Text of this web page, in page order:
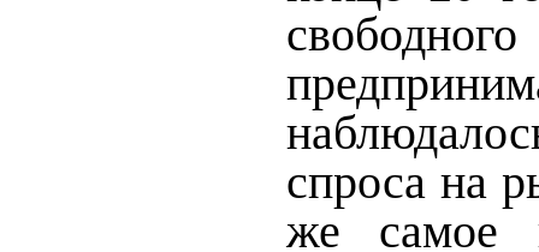
свободного
спроса на
же самое